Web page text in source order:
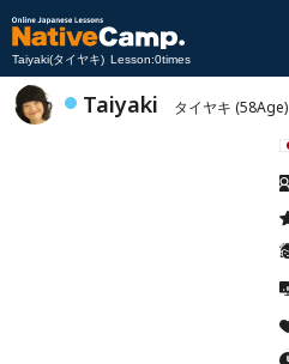
Taiyaki(タイヤキ) Lesson:0times
Taiyaki タイヤキ (58Age)